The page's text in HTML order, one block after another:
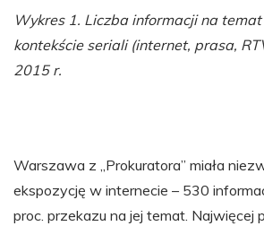
Wykres 1. Liczba informacji na
kontekście seriali (internet, prasa,
2015 r.
Warszawa z „Prokuratora” miała
ekspozycję w internecie – 530
proc. przekazu na jej temat. Najwięcej